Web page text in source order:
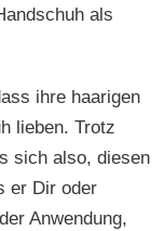
als
ihre haarigen
lieben. Trotz
sich also, diesen
er Dir oder
Anwendung,